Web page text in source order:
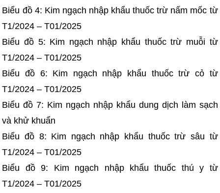
Biểu đồ 4: Kim ngạch nhập khẩu thuốc trừ nấm mốc từ
T1/2024 – T01/2025
Biểu đồ 5: Kim ngạch nhập khẩu thuốc trừ muỗi từ
T1/2024 – T01/2025
Biểu đồ 6: Kim ngạch nhập khẩu thuốc trừ cỏ từ
T1/2024 – T01/2025
Biểu đồ 7: Kim ngạch nhập khẩu dung dịch làm sạch
và khử khuẩn
Biểu đồ 8: Kim ngạch nhập khẩu thuốc trừ sâu từ
T1/2024 – T01/2025
Biểu đồ 9: Kim ngạch nhập khẩu thuốc thú y từ
T1/2024 – T01/2025